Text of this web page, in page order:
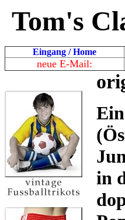
Tom's
Eingang / Home
neue E-Mail:
in